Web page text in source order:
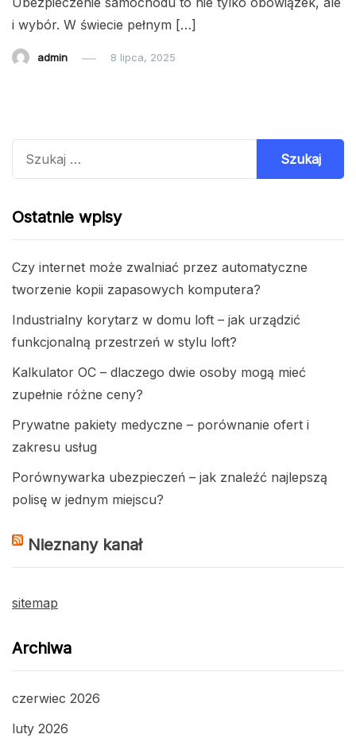
i wybór. W świecie pełnym […]
admin 8 lipca, 2025
Ostatnie wpisy
Czy internet może zwalniać przez automatyczne
tworzenie kopii zapasowych komputera?
Industrialny korytarz w domu loft – jak urządzić
funkcjonalną przestrzeń w stylu loft?
Kalkulator OC – dlaczego dwie osoby mogą mieć
zupełnie różne ceny?
Prywatne pakiety medyczne – porównanie ofert i
zakresu usług
Porównywarka ubezpieczeń – jak znaleźć najlepszą
polisę w jednym miejscu?
Nieznany kanał
sitemap
Archiwa
czerwiec 2026
luty 2026